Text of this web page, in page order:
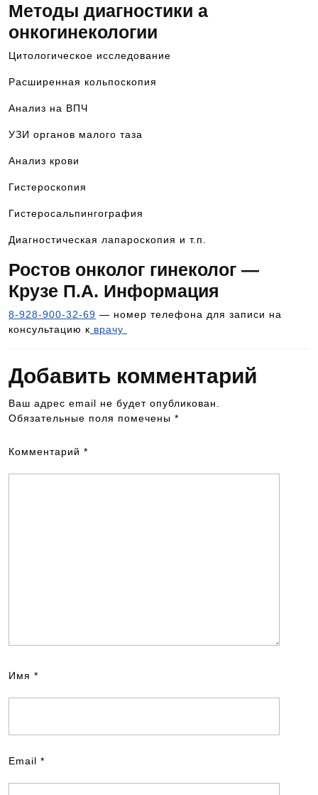
Методы диагностики а
онкогинекологии
Цитологическое исследование
Расширенная кольпоскопия
Анализ на ВПЧ
УЗИ органов малого таза
Анализ крови
Гистероскопия
Гистеросальпингография
Диагностическая лапароскопия и т.п.
Ростов онколог гинеколог —
Крузе П.А. Информация
8-928-900-32-69 — номер телефона для записи на
консультацию к врачу
Добавить комментарий
Ваш адрес email не будет опубликован.
Обязательные поля помечены *
Комментарий *
Имя *
Email *